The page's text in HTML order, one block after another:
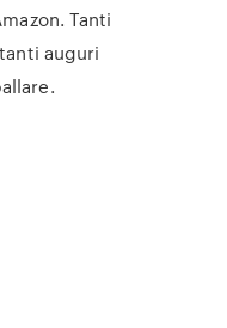
Tanti
auguri